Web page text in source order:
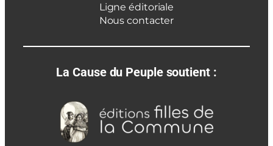
Ligne éditoriale
Nous contacter
La Cause du Peuple soutient :